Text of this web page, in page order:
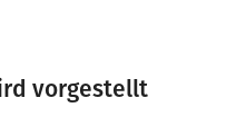
vorgestellt